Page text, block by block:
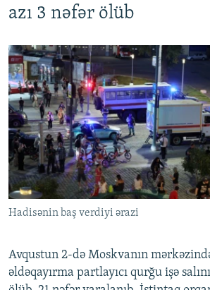
azı 3 nəfər ölüb
Hadisənin baş verdiyi ərazi
Avqustun 2-də Moskvanın
əldəqayırma partlayıcı qurğu işə